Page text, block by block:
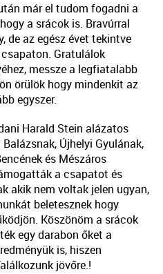
már el tudom fogadni a
a srácok is. Bravúrral
de az egész évet tekintve
Gratulálok
messze a legfiatalabb
örülök hogy mindenkit az
egyszer.
Harald Stein alázatos
Újhelyi Gyulának,
és Mészáros
a csapatot és
akik nem voltak jelen ugyan,
beletesznek hogy
Köszönöm a srácok
egy darabon őket a
is, hiszen
jövőre.!